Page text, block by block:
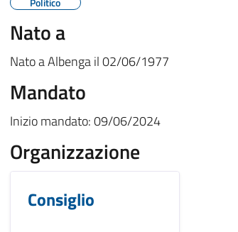
Nato a
Nato aAlbengail02/06/1977
Mandato
Inizio mandato:09/06/2024
Organizzazione
Consiglio